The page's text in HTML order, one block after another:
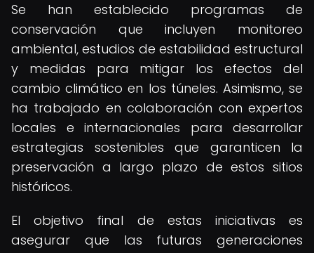
Se han establecido programas de
conservación que incluyen monitoreo
ambiental, estudios de estabilidad estructural
y medidas para mitigar los efectos del
cambio climático en los túneles. Asimismo, se
ha trabajado en colaboración con expertos
locales e internacionales para desarrollar
estrategias sostenibles que garanticen la
preservación a largo plazo de estos sitios
históricos.
El objetivo final de estas iniciativas es
asegurar que las futuras generaciones